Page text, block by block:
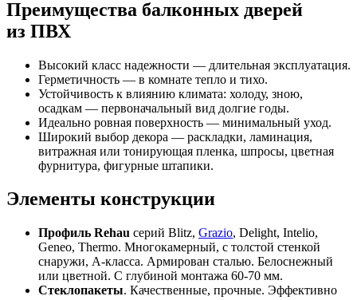
Преимущества балконных дверей
из ПВХ
Высокий класс надежности — длительная эксплуатация.
Герметичность — в комнате тепло и тихо.
Устойчивость к влиянию климата: холоду, зною,
осадкам — первоначальный вид долгие годы.
Идеально ровная поверхность — минимальный уход.
Широкий выбор декора — раскладки, ламинация,
витражная или тонирующая пленка, шпросы, цветная
фурнитура, фигурные штапики.
Элементы конструкции
Профиль Rehau серий Blitz, Grazio, Delight, Intelio,
Geneo, Thermo. Многокамерный, с толстой стенкой
снаружи, А-класса. Армирован сталью. Белоснежный
или цветной. С глубиной монтажа 60-70 мм.
Стеклопакеты. Качественные, прочные. Эффективно